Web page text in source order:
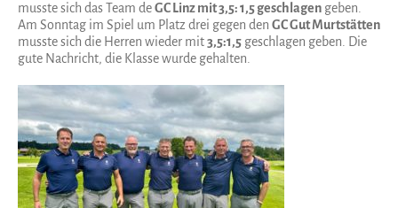
musste sich das Team deGC Linz mit 3,5: 1,5 geschlagen geben.
Am Sonntag im Spiel um Platz drei gegen den GC Gut Murtstätten
musste sich die Herren wieder mit3,5:1,5 geschlagen geben. Die
gute Nachricht, die Klasse wurde gehalten.